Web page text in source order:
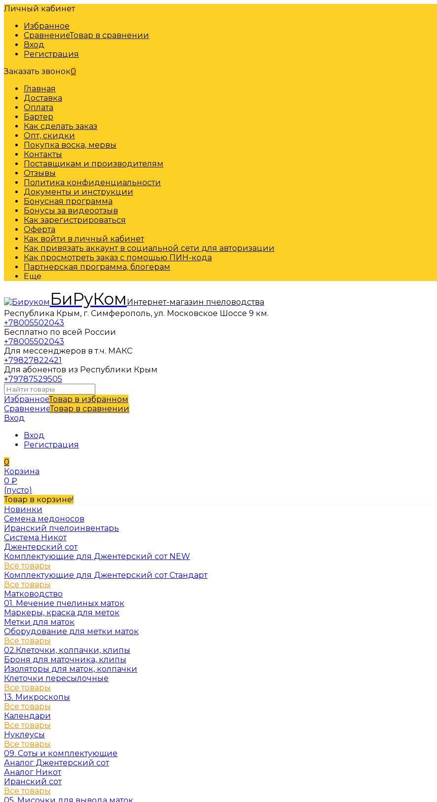
Личный кабинет
Избранное
СравнениеТовар в сравнении
Вход
Регистрация
Заказать звонок0
Главная
Доставка
Оплата
Бартер
Как сделать заказ
Опт, скидки
Покупка воска, мервы
Контакты
Поставщикам и производителям
Отзывы
Политика конфиденциальности
Документы и инструкции
Бонусная программа
Бонусы за видеоотзыв
Как зарегистрироваться
Оферта
Как войти в личный кабинет
Как привязать аккаунт в социальной сети для авторизации
Как просмотреть заказ с помощью ПИН-кода
Партнерская программа, блогерам
Еще
БиРуКом Интернет-магазин пчеловодства
Республика Крым, г. Симферополь, ул. Московское Шоссе 9 км.
+78005502043
Бесплатно по всей России
+78005502043
Для мессенджеров в т.ч. МАКС
+79827822421
Для абонентов из Республики Крым
+79787529505
ИзбранноеТовар в избранном
СравнениеТовар в сравнении
Вход
Вход
Регистрация
0
Корзина
0 ₽
(пусто)
Товар в корзине!
Новинки
Семена медоносов
Иранский пчелоинвентарь
Система Никот
Джентерский сот
Комплектующие для Джентерский сот NEW
Все товары
Комплектующие для Джентерский сот Стандарт
Все товары
Матководство
01. Мечение пчелиных маток
Маркеры, краска для меток
Метки для маток
Оборудование для метки маток
Все товары
02.Клеточки, колпачки, клипы
Броня для маточника, клипы
Изоляторы для маток, колпачки
Клеточки пересылочные
Все товары
13. Микроскопы
Все товары
Календари
Все товары
Нуклеусы
Все товары
09. Соты и комплектующие
Аналог Джентерский сот
Аналог Никот
Иранский сот
Все товары